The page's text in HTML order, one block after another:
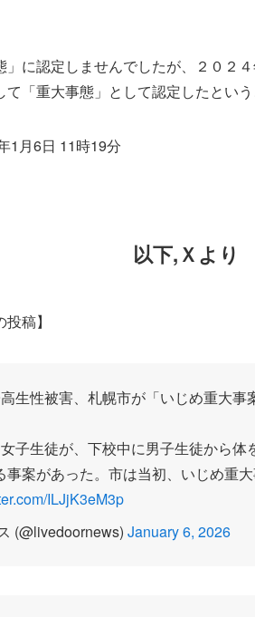
に認定しませんでしたが、２０２
「重大事態」として認定したという
1月6日 11時19分
以下,Ｘより
稿】
高生性被害、札幌市が「いじめ重大事
子生徒が、下校中に男子生徒から体
事案があった。市は当初、いじめ重
ILJjK3eM3p
(@livedoornews) January 6, 2026